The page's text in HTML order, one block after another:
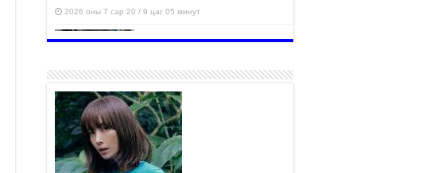
2026 оны 7 сар 20 / 9 цаг 05 минут
Аяллаа зөв төлөвлөхийг
2026 оны 7 сар 16 / 11 цаг 50 минут
Үер усны болзошгүй аюулаас
сэргийлж, холбогдох
байгууллагууд өндөржүүлсэн
бэлэн байдалд ажиллаж байна
2026 оны 7 сар 15 / 13 цаг 06 минут